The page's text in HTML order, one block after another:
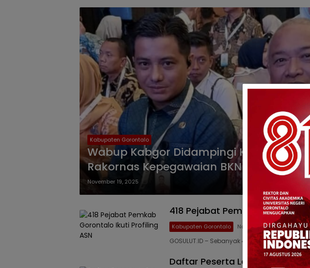
Kabupaten Gorontalo
Wabup Kabgor Didampingi Kepala
Rakornas Kepegawaian BKN 2025
November 19, 2025
418 Pejabat Pemkab Gorontalo
Kabupaten Gorontalo November 11, 2025
GOSULUT.ID – Sebanyak 418 pejabat di
Daftar Peserta Lolos